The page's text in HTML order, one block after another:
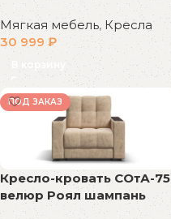
Мягкая мебель, Кресла
30 999 ₽
В корзину
ПОД ЗАКАЗ
Кресло-кровать СОтА-75
велюр Роял шампань